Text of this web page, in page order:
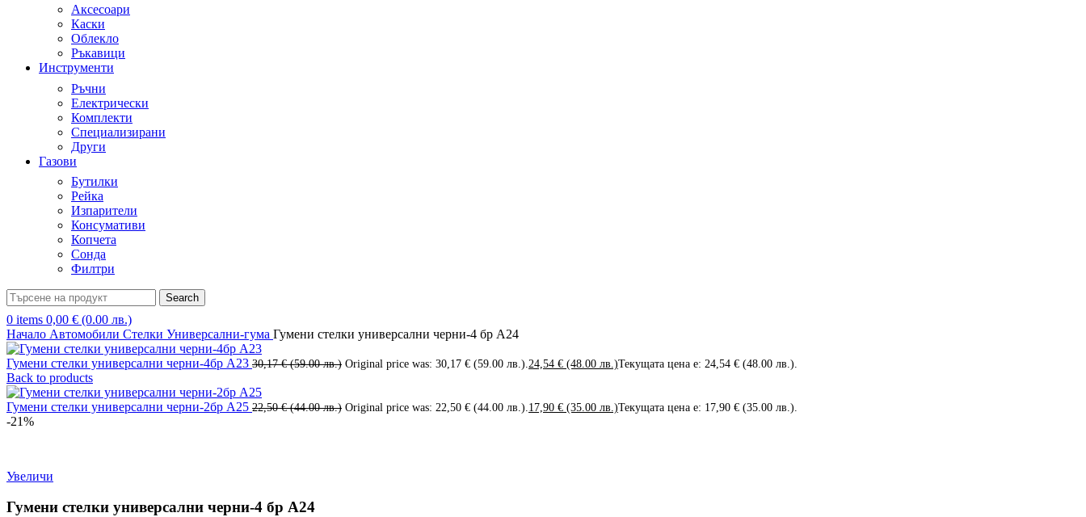
Аксесоари
Каски
Облекло
Ръкавици
Инструменти
Ръчни
Електрически
Комплекти
Специализирани
Други
Газови
Бутилки
Рейка
Изпарители
Консумативи
Копчета
Сонда
Филтри
Search
0 items 0,00 € (0.00 лв.)
Начало Автомобили Стелки Универсални-гума Гумени стелки универсални черни-4 бр А24
Гумени стелки универсални черни-4бр А23 30,17€ (59.00 лв.) Original price was: 30,17 € (59.00 лв.). 24,54 € (48.00 лв.)Текущата цена е: 24,54 € (48.00 лв.).
Back to products
Гумени стелки универсални черни-2бр А25 22,50€ (44.00 лв.) Original price was: 22,50 € (44.00 лв.). 17,90 € (35.00 лв.)Текущата цена е: 17,90 € (35.00 лв.).
-21%
Увеличи
Гумени стелки универсални черни-4 бр А24